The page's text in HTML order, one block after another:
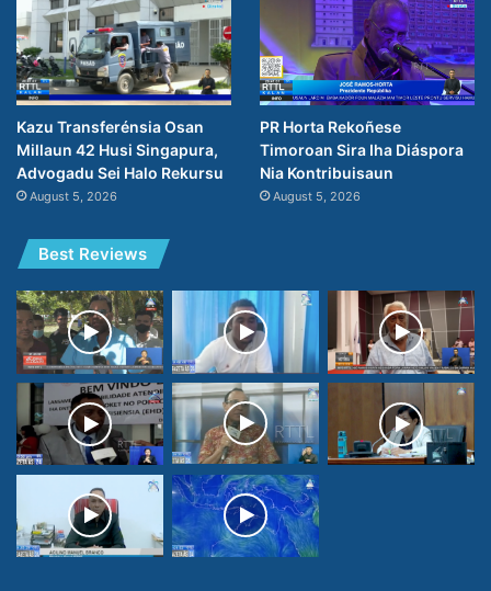
Kazu Transferénsia Osan
Millaun 42 Husi Singapura,
Advogadu Sei Halo Rekursu
August 5, 2026
PR Horta Rekoñese
Timoroan Sira Iha Diáspora
Nia Kontribuisaun
August 5, 2026
Best Reviews